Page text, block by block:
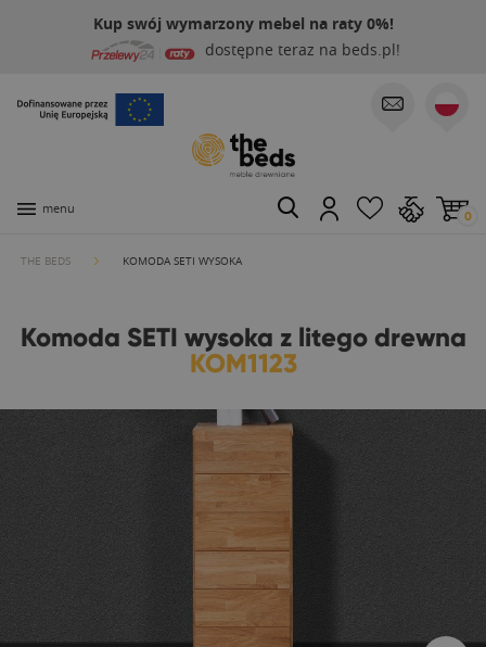
Kup swój wymarzony mebel na raty 0%!
dostępne teraz na beds.pl!
menu 0
THE BEDS KOMODA SETI WYSOKA
Komoda SETI wysoka z litego drewna
KOM1123